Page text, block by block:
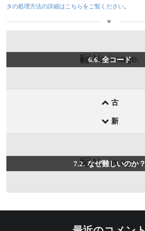
タの処理方法の詳細はこちらをご覧ください。
前
記
6.6. 全コード
古
新
7.2. なぜ難しいのか？